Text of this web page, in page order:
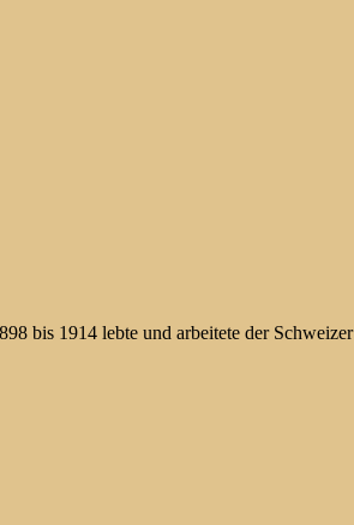
bis 1914 lebte und arbeitete der Schweizer